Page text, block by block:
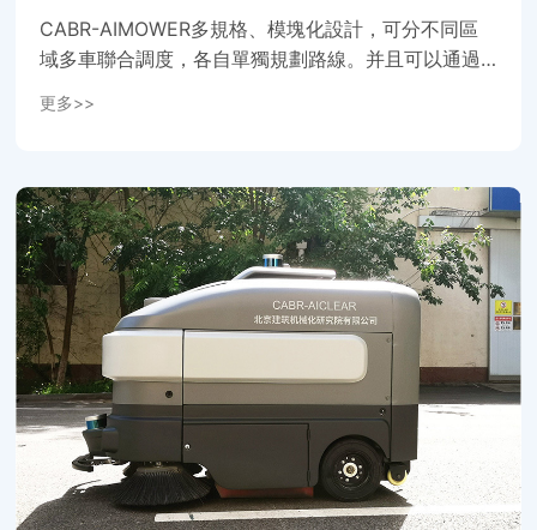
WER）...
CABR-AIMOWER多規格、模塊化設計，可分不同區
域多車聯合調度，各自單獨規劃路線。并且可以通過4
G/5G信号，将車輛運行速度、電量等實時數據上傳後
台，并接收控制指令。可實現遠程控制、統一調度管
更多>>